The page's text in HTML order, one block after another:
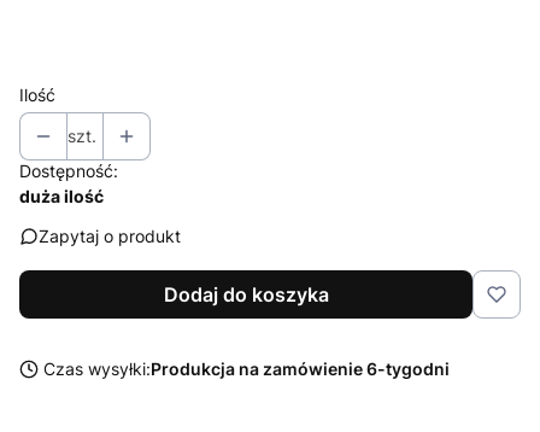
Ilość
szt.
Dostępność:
duża ilość
Zapytaj o produkt
Dodaj do koszyka
Czas wysyłki:Produkcja na zamówienie 6-tygodni